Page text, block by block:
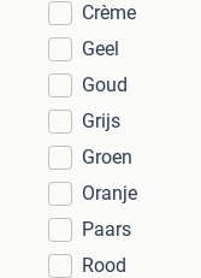
Crème
Geel
Goud
Grijs
Groen
Oranje
Paars
Rood